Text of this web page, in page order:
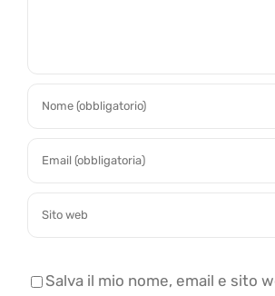
Salva il mio nome, email e sito